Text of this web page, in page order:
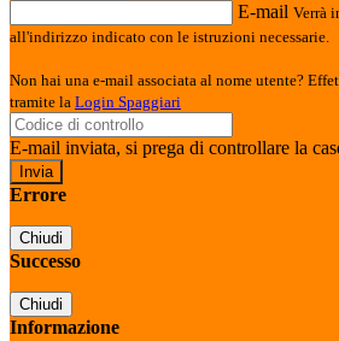
E-mail Verrà
all'indirizzo indicato con le istruzioni necessarie.
Non hai una e-mail associata al nome utente?
tramite la Login Spaggiari
E-mail inviata, si prega di controllare la
Errore
Chiudi
Successo
Chiudi
Informazione